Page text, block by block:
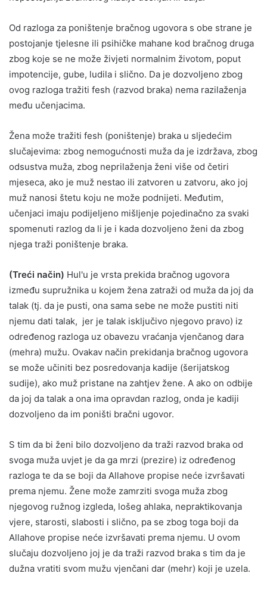
Od razloga za poništenje bračnog ugovora s obe strane je
postojanje tjelesne ili psihičke mahane kod bračnog druga
zbog koje se ne može živjeti normalnim životom, poput
impotencije, gube, ludila i slično. Da je dozvoljeno zbog
ovog razloga tražiti fesh (razvod braka) nema razilaženja
među učenjacima.
Žena može tražiti fesh (poništenje) braka u sljedećim
slučajevima: zbog nemogućnosti muža da je izdržava, zbog
odsustva muža, zbog neprilaženja ženi više od četiri
mjeseca, ako je muž nestao ili zatvoren u zatvoru, ako joj
muž nanosi štetu koju ne može podnijeti. Međutim,
učenjaci imaju podijeljeno mišljenje pojedinačno za svaki
spomenuti razlog da li je i kada dozvoljeno ženi da zbog
njega traži poništenje braka.
(Treći način) Hul'u je vrsta prekida bračnog ugovora
između supružnika u kojem žena zatraži od muža da joj da
talak (tj. da je pusti, ona sama sebe ne može pustiti niti
njemu dati talak, jer je talak isključivo njegovo pravo) iz
određenog razloga uz obavezu vraćanja vjenčanog dara
(mehra) mužu. Ovakav način prekidanja bračnog ugovora
se može učiniti bez posredovanja kadije (šerijatskog
sudije), ako muž pristane na zahtjev žene. A ako on odbije
da joj da talak a ona ima opravdan razlog, onda je kadiji
dozvoljeno da im poništi bračni ugovor.
S tim da bi ženi bilo dozvoljeno da traži razvod braka od
svoga muža uvjet je da ga mrzi (prezire) iz određenog
razloga te da se boji da Allahove propise neće izvršavati
prema njemu. Žene može zamrziti svoga muža zbog
njegovog ružnog izgleda, lošeg ahlaka, nepraktikovanja
vjere, starosti, slabosti i slično, pa se zbog toga boji da
Allahove propise neće izvršavati prema njemu. U ovom
slučaju dozvoljeno joj je da traži razvod braka s tim da je
dužna vratiti svom mužu vjenčani dar (mehr) koji je uzela.